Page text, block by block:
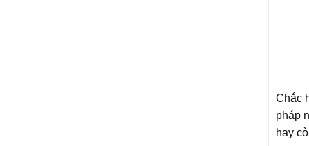
Chắc
pháp
hay